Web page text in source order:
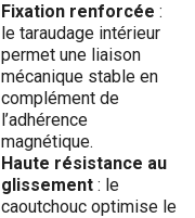
Fixation renforcée :
le taraudage intérieur
permet une liaison
mécanique stable en
complément de
l’adhérence
magnétique.
Haute résistance au
glissement : le
caoutchouc optimise le